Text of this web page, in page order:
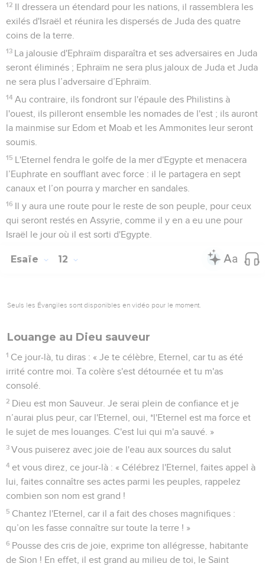
12 Il dressera un étendard pour les nations, il rassemblera les
exilés d'Israël et réunira les dispersés de Juda des quatre
coins de la terre.
13 La jalousie d'Ephraïm disparaîtra et ses adversaires en Juda
seront éliminés ; Ephraïm ne sera plus jaloux de Juda et Juda
ne sera plus l’adversaire d’Ephraïm.
14 Au contraire, ils fondront sur l'épaule des Philistins à
l'ouest, ils pilleront ensemble les nomades de l'est ; ils auront
la mainmise sur Edom et Moab et les Ammonites leur seront
soumis.
15 L'Eternel fendra le golfe de la mer d'Egypte et menacera
l’Euphrate en soufflant avec force : il le partagera en sept
canaux et l’on pourra y marcher en sandales.
16 Il y aura une route pour le reste de son peuple, pour ceux
qui seront restés en Assyrie, comme il y en a eu une pour
Israël le jour où il est sorti d'Egypte.
Esaïe 12
Seuls les Évangiles sont disponibles en vidéo pour le moment.
Louange au Dieu sauveur
1 Ce jour-là, tu diras : « Je te célèbre, Eternel, car tu as été
irrité contre moi. Ta colère s'est détournée et tu m'as
consolé.
2 Dieu est mon Sauveur. Je serai plein de confiance et je
n’aurai plus peur, car l'Eternel, oui, *l'Eternel est ma force et
le sujet de mes louanges. C'est lui qui m'a sauvé. »
3 Vous puiserez avec joie de l'eau aux sources du salut
4 et vous direz, ce jour-là : « Célébrez l'Eternel, faites appel à
lui, faites connaître ses actes parmi les peuples, rappelez
combien son nom est grand !
5 Chantez l'Eternel, car il a fait des choses magnifiques :
qu’on les fasse connaître sur toute la terre ! »
6 Pousse des cris de joie, exprime ton allégresse, habitante
de Sion ! En effet, il est grand au milieu de toi, le Saint